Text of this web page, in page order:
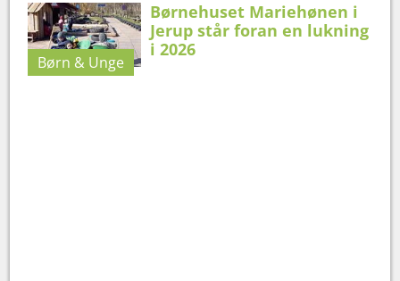
Børn & Unge
Børnehuset Mariehønen i
Jerup står foran en lukning
i 2026